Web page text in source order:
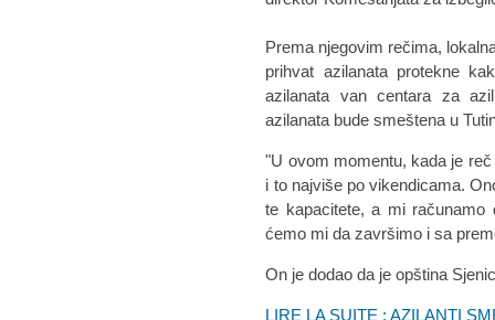
Prema njegovim rečima,
prihvat azilanata protekne
azilanata van centara za
azilanata bude smeštena u
"U ovom momentu, kada je
i to najviše po vikendicama.
te kapacitete, a mi
ćemo mi da završimo i sa
On je dodao da je opština
LIRE LA SUITE : AZILANTI